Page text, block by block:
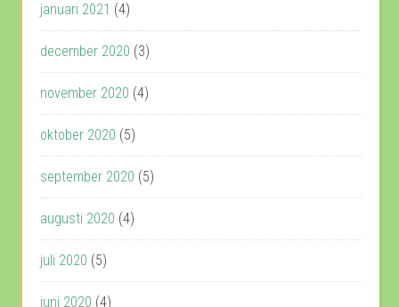
januari 2021 (4)
december 2020 (3)
november 2020 (4)
oktober 2020 (5)
september 2020 (5)
augusti 2020 (4)
juli 2020 (5)
juni 2020 (4)